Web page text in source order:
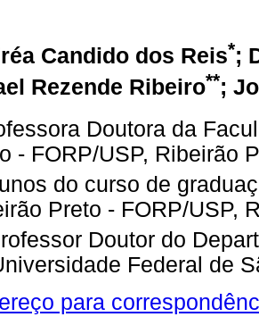
Candido dos Reis*;
Rezende Ribeiro**;
Doutora da
- FORP/USP, Ribeirão
do curso de
Preto - FORP/USP,
Doutor do
Federal de
para